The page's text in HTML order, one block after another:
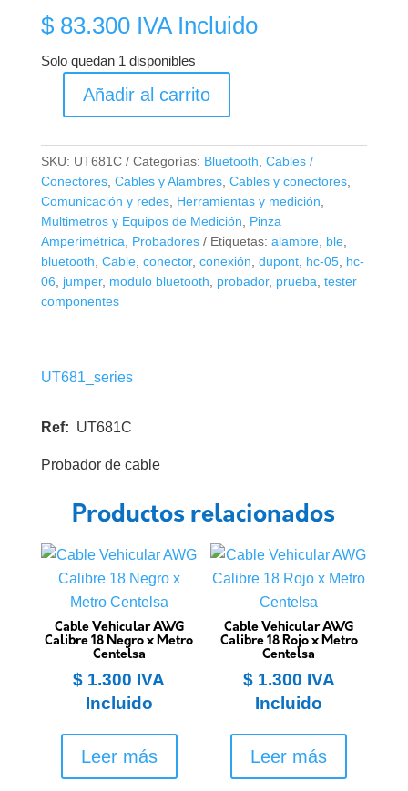
$83.300 IVA Incluido
Solo quedan 1 disponibles
Probador
Cables
Uni-
Trend
UT681C
cantidad
Añadir al carrito
SKU: UT681C Categorías: Bluetooth Cables /
Conectores, Cables y Alambres, Cables y conectores,
Comunicación y redes, Herramientas y medición
Multimetros y Equipos de Medición
Pinza
Amperimétrica
Probadores Etiquetas: alambre, ble,
bluetooth Cable, conector, conexión dupont, hc-05, hc-
06
jumper, modulo bluetooth probador, prueba tester
componentes
UT681_series
Ref: UT681C
Probador de cable
Productos relacionados
Cable Vehicular AWG
Calibre 18 Negro x Metro
Centelsa
$ 1.300 IVA
Incluido
Leer más
Cable Vehicular AWG
Calibre 18 Rojo x Metro
Centelsa
$1.300 IVA
Incluido
Leer más